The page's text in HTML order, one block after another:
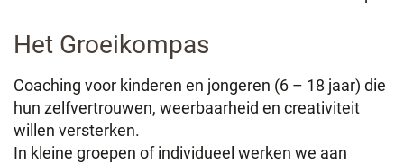
Het Groeikompas
Coaching voor kinderen en jongeren (6 – 18 jaar) die
hun zelfvertrouwen, weerbaarheid en creativiteit
willen versterken.
In kleine groepen of individueel werken we aan